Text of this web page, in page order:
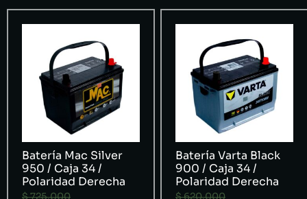
Batería Mac Silver
950 / Caja 34 /
Polaridad Derecha
$725.000
Batería Varta Black
900 / Caja 34 /
Polaridad Derecha
$620.000